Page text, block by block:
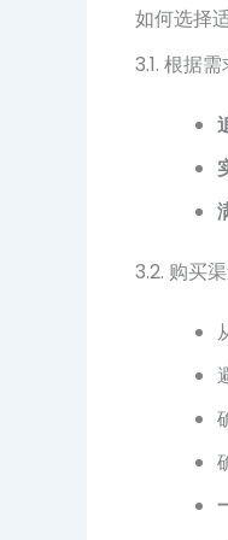
如何选择
3.1. 根据
3.2. 购买